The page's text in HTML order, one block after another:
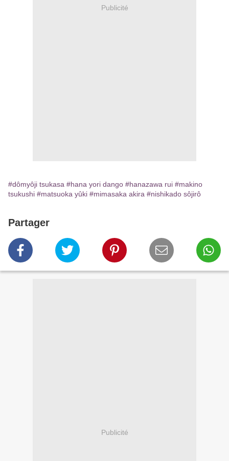
Publicité
#dômyôji tsukasa #hana yori dango #hanazawa rui #makino
tsukushi #matsuoka yûki #mimasaka akira #nishikado sôjirô
Partager
Publicité